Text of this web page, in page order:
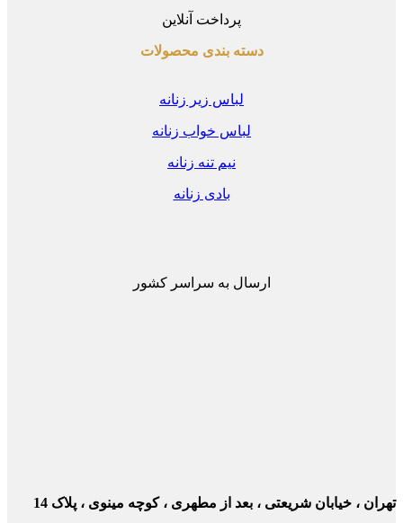
پرداخت آنلاین
دسته بندی محصولات
لباس زیر زنانه
لباس خواب زنانه
نیم تنه زنانه
بادی زنانه
ارسال به سراسر کشور
، خیابان شریعتی ، بعد از مطهری ، کوچه مینوی ، پلاک 14